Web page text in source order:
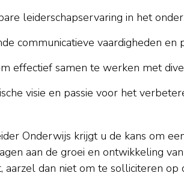
leiderschapservaring in het
communicatieve vaardigheden
effectief samen te werken met
visie en passie voor het
Onderwijs krijgt u de kans om
aan de groei en ontwikkeling
aarzel dan niet om te solliciteren op